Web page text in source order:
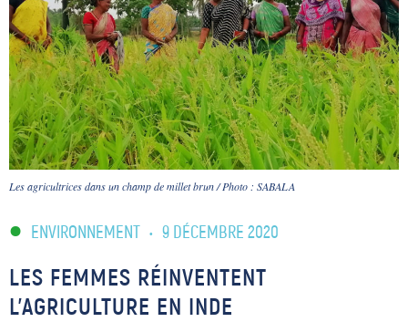
Les agricultrices dans un champ de millet brun / Photo : SABALA
ENVIRONNEMENT • 9 DÉCEMBRE 2020
LES FEMMES RÉINVENTENT
L’AGRICULTURE EN INDE